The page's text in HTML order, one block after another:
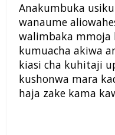
Anakumbuka
wanaume
walimbaka mmoja
kumuacha akiwa
kiasi cha kuhitaji
kushonwa mara
haja zake kama